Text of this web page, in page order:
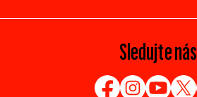
Sledujte nás